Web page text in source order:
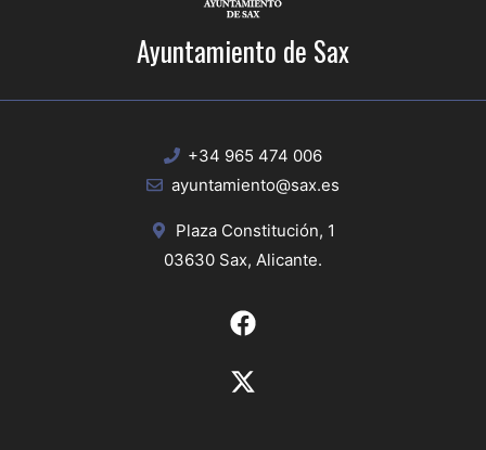
Ayuntamiento de Sax
+34 965 474 006
ayuntamiento@sax.es
Plaza Constitución, 1
03630 Sax, Alicante.